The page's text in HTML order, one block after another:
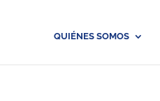
QUIÉNES SOMOS